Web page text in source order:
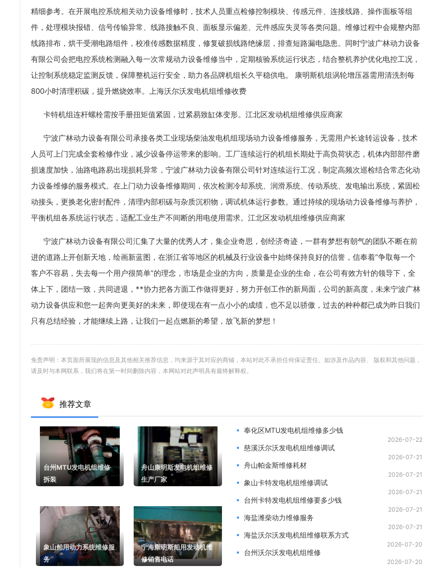
精细参考。在开展电控系统相关动力设备维修时，技术人员重点检修控制模块、传感元件、连接线路、操作面板等组
件，处理模块报错、信号传输异常、线路接触不良、面板显示偏差、元件感应失灵等各类问题。维修过程中会规整内部
线路排布，烘干受潮电路组件，校准传感数据精度，修复破损线路绝缘层，排查短路漏电隐患。同时宁波广林动力设备
有限公司会把电控系统检测融入每一次常规动力设备维修当中，定期核验系统运行状态，结合整机养护优化电控工况，
让控制系统稳定监测反馈，保障整机运行安全，助力各品牌机组长久平稳供电。 康明斯机组涡轮增压器需用清洗剂每
800小时清理积碳，提升燃烧效率。上海沃尔沃发电机组维修收费
卡特机组连杆螺栓需按手册扭矩值紧固，过紧易致缸体变形。江北区发动机组维修供应商家
宁波广林动力设备有限公司承接各类工业现场柴油发电机组现场动力设备维修服务，无需用户长途转运设备，技术
人员可上门完成全套检修作业，减少设备停运带来的影响。工厂连续运行的机组长期处于高负荷状态，机体内部部件磨
损速度加快，油路电路易出现损耗异常，宁波广林动力设备有限公司针对连续运行工况，制定高频次巡检结合常态化动
力设备维修的服务模式。在上门动力设备维修期间，依次检测冷却系统、润滑系统、传动系统、发电输出系统，紧固松
动接头，更换老化密封配件，清理内部积碳与杂质沉积物，调试机体运行参数。通过持续的现场动力设备维修与养护，
平衡机组各系统运行状态，适配工业生产不间断的用电使用需求。江北区发动机组维修供应商家
宁波广林动力设备有限公司汇集了大量的优秀人才，集企业奇思，创经济奇迹，一群有梦想有朝气的团队不断在前
进的道路上开创新天地，绘画新蓝图，在浙江省等地区的机械及行业设备中始终保持良好的信誉，信奉着“争取每一个
客户不容易，失去每一个用户很简单”的理念，市场是企业的方向，质量是企业的生命，在公司有效方针的领导下，全
体上下，团结一致，共同进退，**协力把各方面工作做得更好，努力开创工作的新局面，公司的新高度，未来宁波广林
动力设备供应和您一起奔向更美好的未来，即使现在有一点小小的成绩，也不足以骄傲，过去的种种都已成为昨日我们
只有总结经验，才能继续上路，让我们一起点燃新的希望，放飞新的梦想！
免责声明：本页面所展现的信息及其他相关推荐信息，均来源于其对应的商铺，本站对此不承担任何保证责任。如涉及作品内容、 版权和其他问题，
请及时与本网联系，我们将在第一时间删除内容，本网站对此声明具有最终解释权。
推荐文章
台州MTU发电机组维修
拆装
舟山康明斯发电机组维修
生产厂家
象山船用动力系统维修服
务
宁海康明斯船用发动机维
修销售电话
奉化区MTU发电机组维修多少钱
2026-07-22
慈溪沃尔沃发电机组维修调试
2026-07-21
舟山帕金斯维修耗材
2026-07-21
象山卡特发电机组维修调试
2026-07-21
台州卡特发电机组维修要多少钱
2026-07-21
海盐潍柴动力维修服务
2026-07-21
海盐沃尔沃发电机组维修联系方式
2026-07-20
台州沃尔沃发电机组维修
2026-07-20